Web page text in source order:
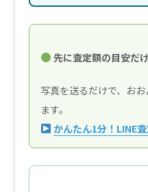
先に査定額の目安だ
写真を送るだけで、お
ます。
かんたん1分！LINE